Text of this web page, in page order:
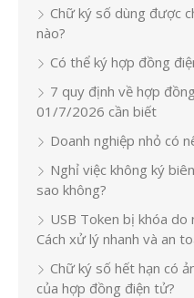
Chữ ký số dùng được
nào?
Có thể ký hợp đồng
7 quy định về hợp
01/7/2026 cần biết
Doanh nghiệp nhỏ có
Nghỉ việc không ký
sao không?
USB Token bị khóa do
Cách xử lý nhanh và an
Chữ ký số hết hạn có
của hợp đồng điện tử?